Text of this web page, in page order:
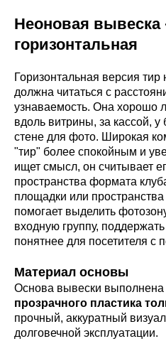
Неоновая вывеска
горизонтальная
Горизонтальная версия
должна читаться с
узнаваемость. Она хорошо
вдоль витрины, за кассой, у
стене для фото. Широкая
"тир" более спокойным и
ищет смысл, он считывает
пространства формата
площадки или
помогает выделить
входную группу,
понятнее для посетителя с
Материал основы
Основа вывески выполнена
прозрачного пластика
прочный, аккуратный
долговечной эксплуатации.